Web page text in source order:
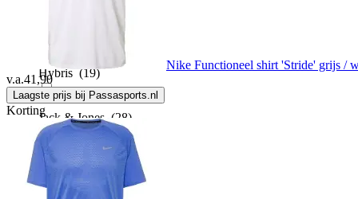
(1)
Hybris (19)
Jack & Jones (28)
Jan Vanderstorm (10)
Nike Functioneel shirt 'Stride' grijs /
v.a.41,90
Laagste prijs bij Passasports.nl
Korting